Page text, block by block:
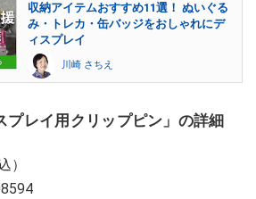
収納アイテムおすすめ11選！ ぬいぐる
み・トレカ・缶バッジをおしゃれにデ
ィスプレイ
川崎 さちえ
プレイ用クリップピン」の詳細
）